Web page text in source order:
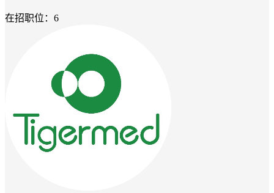
在招职位：6